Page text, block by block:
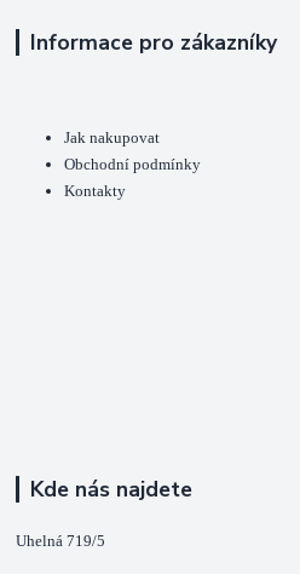
Informace pro zákazníky
Jak nakupovat
Obchodní podmínky
Kontakty
Kde nás najdete
Uhelná 719/5